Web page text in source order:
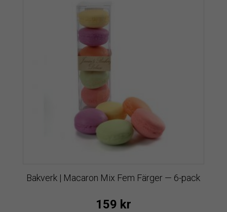
Bakverk | Macaron Mix Fem Färger — 6-pack
159 kr